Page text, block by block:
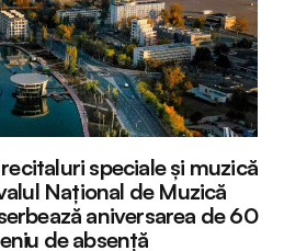
speciale și muzică
Național de Muzică
aniversarea de 60
de absență